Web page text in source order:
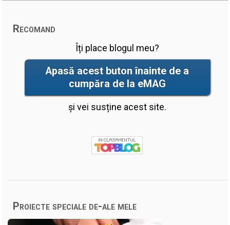
Recomand
Îți place blogul meu?
Apasă acest buton înainte de a
cumpăra de la eMAG
și vei susține acest site.
Proiecte speciale de-ale mele